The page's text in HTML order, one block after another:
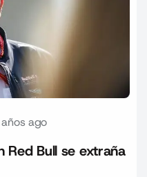
ago
Red Bull se extraña